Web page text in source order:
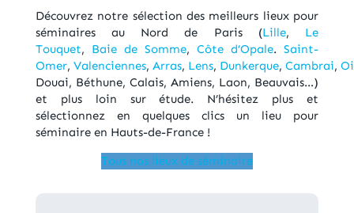
Découvrez notre sélection des meilleurs lieux pour
séminaires au Nord de Paris (Lille, Le
Touquet, Baie de Somme,Côte d’Opale.Saint-
Omer, Valenciennes, Arras, Lens, Dunkerque, Cambrai,
Douai, Béthune, Calais, Amiens, Laon, Beauvais…)
et plus loin sur étude. N’hésitez plus et
sélectionnez en quelques clics un lieu pour
séminaire en Hauts-de-France !
Tous nos lieux de séminaire